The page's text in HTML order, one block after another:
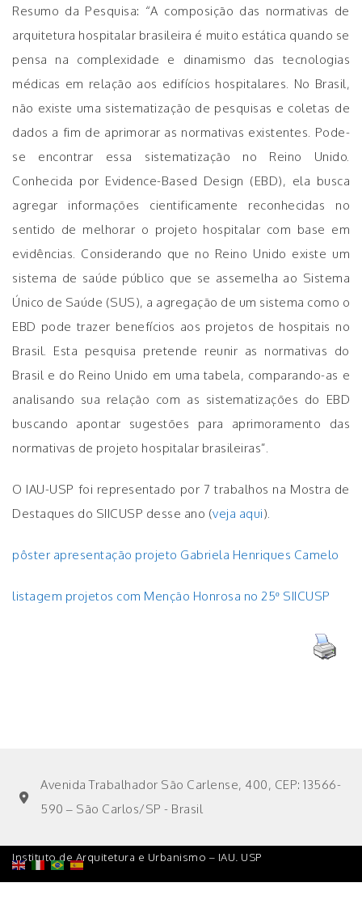
Resumo da Pesquisa: “A composição das normativas de
arquitetura hospitalar brasileira é muito estática quando se
pensa na complexidade e dinamismo das tecnologias
médicas em relação aos edifícios hospitalares. No Brasil,
não existe uma sistematização de pesquisas e coletas de
dados a fim de aprimorar as normativas existentes. Pode-
se encontrar essa sistematização no Reino Unido.
Conhecida por Evidence-Based Design (EBD), ela busca
agregar informações cientificamente reconhecidas no
sentido de melhorar o projeto hospitalar com base em
evidências. Considerando que no Reino Unido existe um
sistema de saúde público que se assemelha ao Sistema
Único de Saúde (SUS), a agregação de um sistema como o
EBD pode trazer benefícios aos projetos de hospitais no
Brasil. Esta pesquisa pretende reunir as normativas do
Brasil e do Reino Unido em uma tabela, comparando-as e
analisando sua relação com as sistematizações do EBD
buscando apontar sugestões para aprimoramento das
normativas de projeto hospitalar brasileiras”.
O IAU-USP foi representado por 7 trabalhos na Mostra de
Destaques do SIICUSP desse ano (veja aqui).
pôster apresentação projeto Gabriela Henriques Camelo
listagem projetos com Menção Honrosa no 25º SIICUSP
Avenida Trabalhador São Carlense, 400, CEP: 13566-
590 – São Carlos/SP - Brasil
Instituto de Arquitetura e Urbanismo – IAU. USP